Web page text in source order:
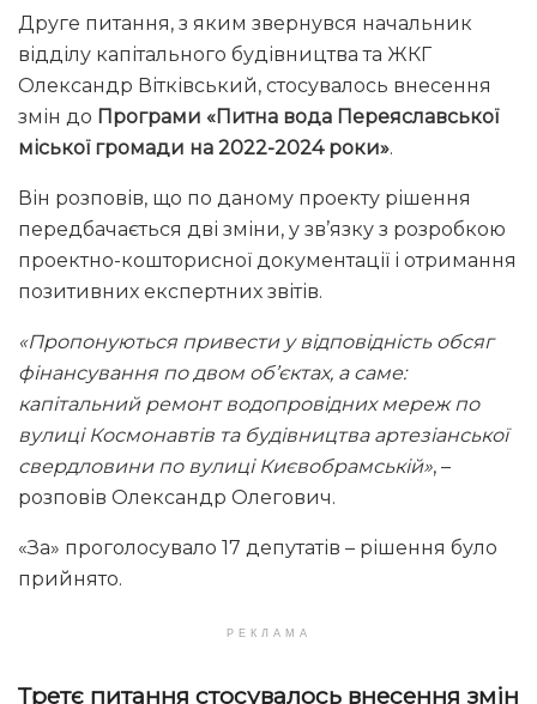
Друге питання, з яким звернувся начальник
відділу капітального будівництва та ЖКГ
Олександр Вітківський, стосувалось внесення
змін до Програми «Питна вода Переяславської
міської громади на 2022-2024 роки».
Він розповів, що по даному проекту рішення
передбачається дві зміни, у зв’язку з розробкою
проектно-кошторисної документації і отримання
позитивних експертних звітів.
«Пропонуються привести у відповідність обсяг
фінансування по двом об’єктах, а саме:
капітальний ремонт водопровідних мереж по
вулиці Космонавтів та будівництва артезіанської
свердловини по вулиці Києвобрамській», –
розповів Олександр Олегович.
«За» проголосувало 17 депутатів – рішення було
прийнято.
РЕКЛАМА
Третє питання стосувалось внесення змін